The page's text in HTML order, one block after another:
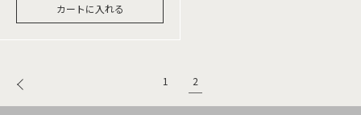
カートに入れる
1 2